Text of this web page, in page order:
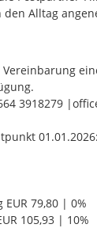
der Wohnung
nach
Alltag
und der
für Pendler
Apotheke,
3918279
01.01.2026:
79,80 | 0%
105,93 | 10%